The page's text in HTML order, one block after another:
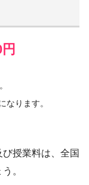
ります。
授業料は、全国
。